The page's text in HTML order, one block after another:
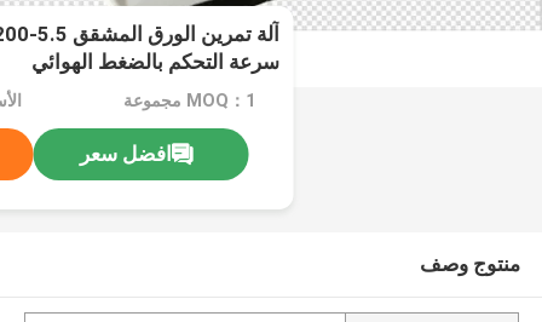
سرعة التحكم بالضغط الهوائي
MOQ：1 مجموعة
افضل سعر
منتوج وصف